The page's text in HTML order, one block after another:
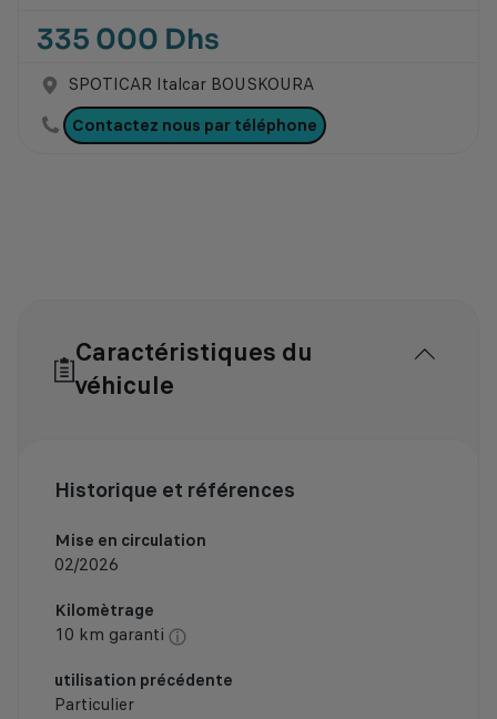
335 000 Dhs
SPOTICAR Italcar BOUSKOURA
Contactez nous par téléphone
Caractéristiques du
véhicule
Historique et références
Mise en circulation
02/2026
Kilomètrage
10 km garanti
utilisation précédente
Particulier